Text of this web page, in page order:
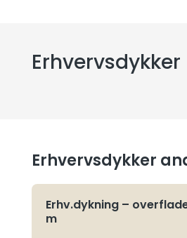
Erhvervsdykker
Erhvervsdykker
Erhv.dykning –
m